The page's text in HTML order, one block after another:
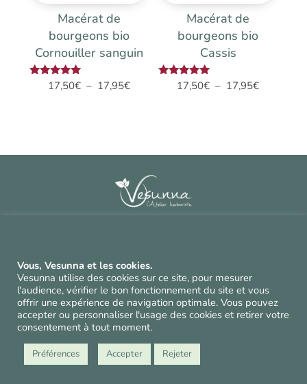
Macérat de
bourgeons bio
Cornouiller sanguin
Note17,50€ – 17,95€Plage
à
Macérat de
bourgeons bio
Cassis
Note17,50€ – 17,95€Plage
à
^ Politique de confidentialité et cookies
Suivez-nos conseils
et nos cueillettes !
Vous, Vesunna et les cookies.
Vesunna utilise des cookies sur ce site, pour mesurer
l'audience, vérifier le bon fonctionnement du site et vous
offrir une expérience de navigation optimale. Vous pouvez
accepter ou personnaliser l'usage des cookies et retirer votre
consentement à tout moment.
Préférences Accepter Rejeter